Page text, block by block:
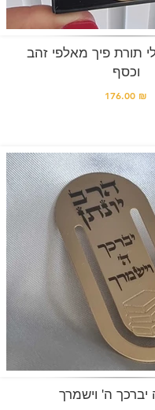
תורת פיך מאלפי זהב
וכסף
176.00 ₪
יברכך ה' וישמרך